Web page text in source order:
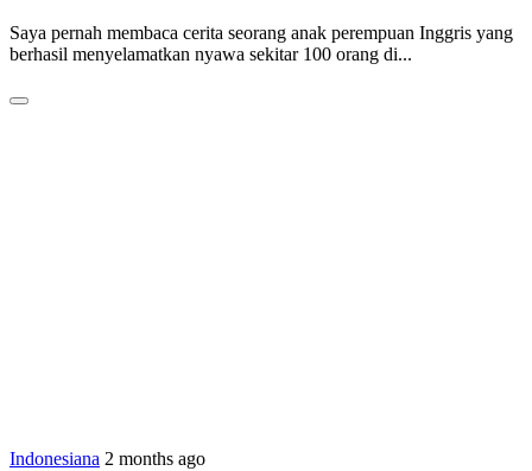
Saya pernah membaca cerita seorang anak perempuan Inggris yang
berhasil menyelamatkan nyawa sekitar 100 orang di...
Indonesiana 2 months ago